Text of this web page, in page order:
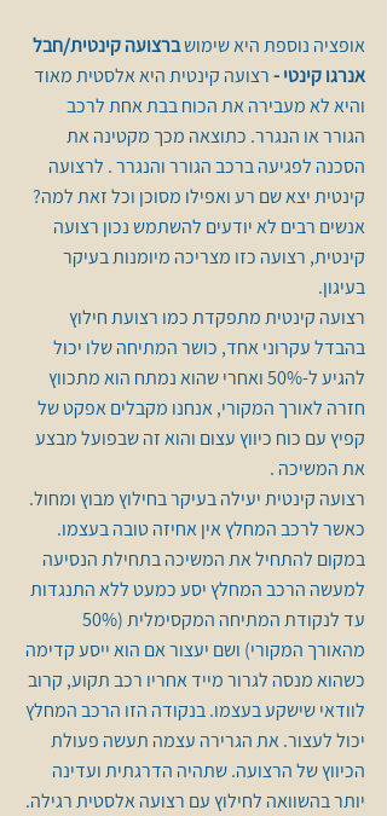
אופציה נוספת היא שימוש ברצועה קינטית/חבל
אנרגו קינטי - רצועה קינטית היא אלסטית מאוד
והיא לא מעבירה את הכוח בבת אחת לרכב
הגורר או הנגרר. כתוצאה מכך מקטינה את
הסכנה לפגיעה ברכב הגורר והנגרר . לרצועה
קינטית יצא שם רע ואפילו מסוכן וכל זאת למה?
אנשים רבים לא יודעים להשתמש נכון רצועה
קינטית, רצועה כזו מצריכה מיומנות בעיקר
בעיגון.
רצועה קינטית מתפקדת כמו רצועת חילוץ
בהבדל עקרוני אחד, כושר המתיחה שלו יכול
להגיע ל-50% ואחרי שהוא נמתח הוא מתכווץ
חזרה לאורך המקורי, אנחנו מקבלים אפקט של
קפיץ עם כוח כיווץ עצום והוא זה שבפועל מבצע
את המשיכה .
רצועה קינטית יעילה בעיקר בחילוץ מבוץ ומחול.
כאשר לרכב המחלץ אין אחיזה טובה בעצמו.
במקום להתחיל את המשיכה בתחילת הנסיעה
למעשה הרכב המחלץ יסע כמעט ללא התנגדות
מהאורך המקורי) ושם יעצור אם הוא ייסע קדימה
כשהוא מנסה לגרור מייד אחריו רכב תקוע, קרוב
לוודאי שישקע בעצמו. בנקודה הזו הרכב המחלץ
יכול לעצור. את הגרירה עצמה תעשה פעולת
הכיווץ של הרצועה. שתהיה הדרגתית ועדינה
יותר בהשוואה לחילוץ עם רצועה אלסטית רגילה.